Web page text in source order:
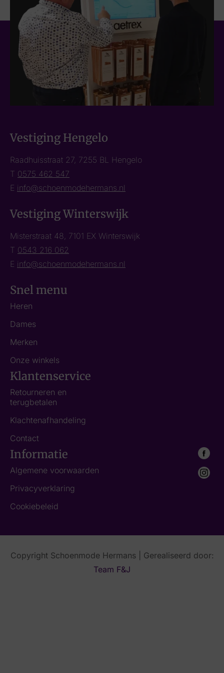
Vestiging Hengelo
Raadhuisstraat 27, 7255 BL Hengelo
T 0575 462 547
E info@schoenmodehermans.nl
Vestiging Winterswijk
Misterstraat 48, 7101 EX Winterswijk
T 0543 216 062
E info@schoenmodehermans.nl
Snel menu
Heren
Dames
Merken
Onze winkels
Klantenservice
Retourneren en
terugbetalen
Klachtenafhandeling
Contact
Informatie
Algemene voorwaarden
Privacyverklaring
Cookiebeleid
Copyright Schoenmode Hermans | Gerealiseerd door:
Team F&J